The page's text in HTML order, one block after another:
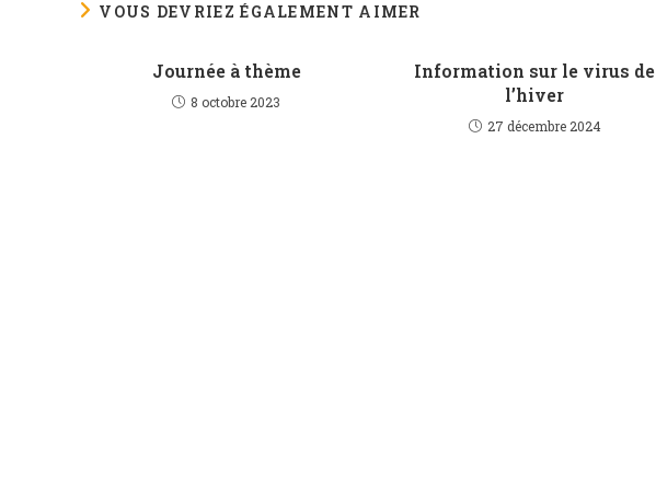
VOUS DEVRIEZ ÉGALEMENT AIMER
Journée à thème
8 octobre 2023
Information sur le virus de
l’hiver
27 décembre 2024